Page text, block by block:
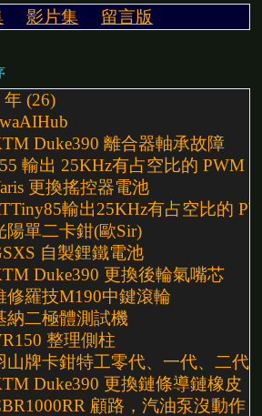
影片集 留言版
年 (26)
Duke390 離合器軸承故障
輸出 25KHz有占空比的 PWM
更換搖控器電池
輸出25KHz有占空比的
陽單二卡鉗(歐Sir)
自製鋰鐵電池
Duke390 更換後輪氣嘴芯
修羅技M190中鍵滾輪
納二極體測試機
整理側柱
山牌卡鉗特工零代、一代、二代、
Duke390 更換鏈條導鏈橡皮
顧路，汽油泵沒動作